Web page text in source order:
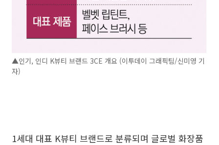
▲인기, 인디 K뷰티 브랜드 3CE 개요 (이투데이 그래픽팀/신미영 기
자)
1세대 대표 K뷰티 브랜드로 분류되며 글로벌 화장품